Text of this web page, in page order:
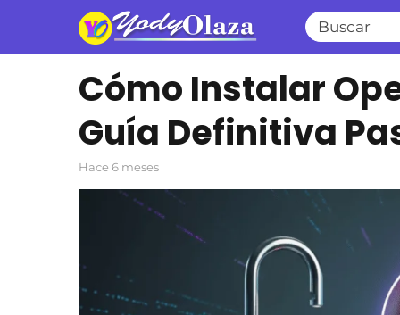
Cómo Instalar
Guía Definitiva
hace 6 meses